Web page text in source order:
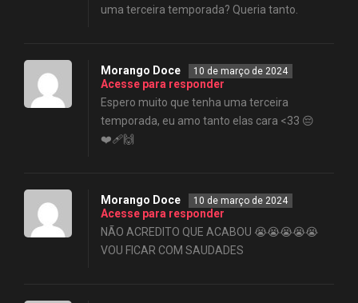
uma terceira temporada? Queria tanto.
Morango Doce 10 de março de 2024
Acesse para responder
Espero muito que tenha uma terceira
temporada, eu amo tanto elas cara <33 😔
❤️‍🩹🙌
Morango Doce 10 de março de 2024
Acesse para responder
NÃO ACREDITO QUE ACABOU 😭😭😭😭😭
VOU FICAR COM SAUDADES